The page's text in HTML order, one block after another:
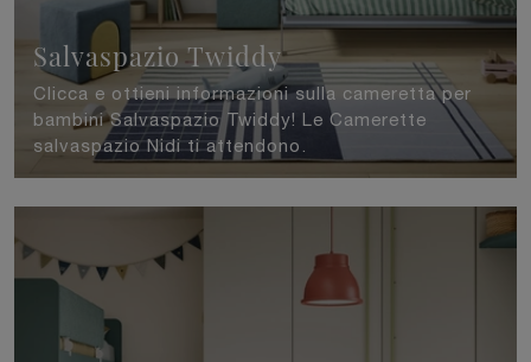
Salvaspazio Twiddy
Clicca e ottieni informazioni sulla cameretta per
bambini Salvaspazio Twiddy! Le Camerette
salvaspazio Nidi ti attendono.